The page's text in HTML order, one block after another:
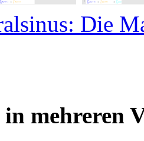
Die
mehreren